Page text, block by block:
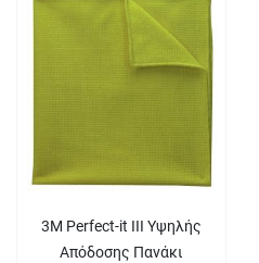
3M Perfect-it III Υψηλής
Απόδοσης Πανάκι